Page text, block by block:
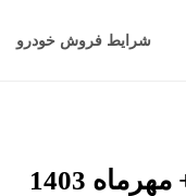
شرایط فروش خودرو